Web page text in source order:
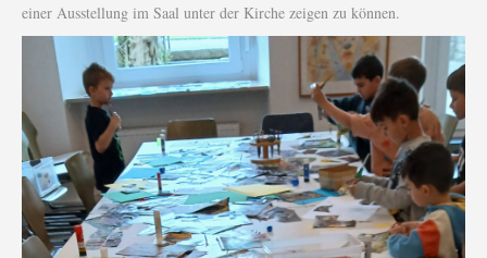
einer Ausstellung im Saal unter der Kirche zeigen zu können.